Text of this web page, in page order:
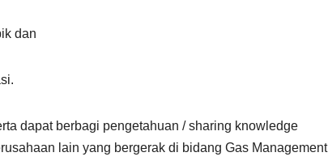
dan
dapat berbagi pengetahuan / sharing knowledge
lain yang bergerak di bidang Gas Management